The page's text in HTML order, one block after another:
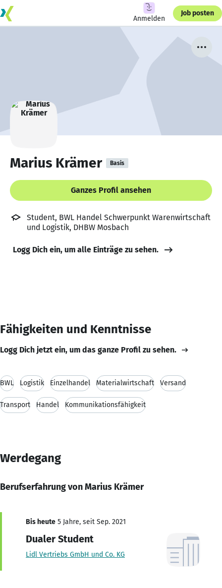
Anmelden
Job posten
Marius Krämer Basis
Ganzes Profil ansehen
Student, BWL Handel Schwerpunkt Warenwirtschaft
und Logistik, DHBW Mosbach
Logg Dich ein, um alle Einträge zu sehen.
Fähigkeiten und Kenntnisse
Logg Dich jetzt ein, um das ganze Profil zu sehen.
BWL Logistik Einzelhandel Materialwirtschaft Versand
Transport Handel Kommunikationsfähigkeit
Werdegang
Berufserfahrung von Marius Krämer
Bis heute 5 Jahre, seit Sep. 2021
Dualer Student
Lidl Vertriebs GmbH und Co. KG